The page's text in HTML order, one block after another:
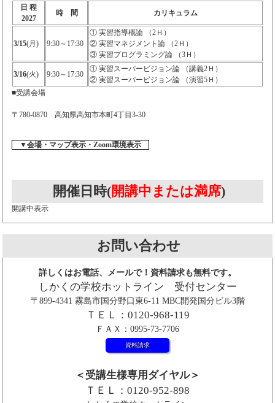
日 程
2027
時 間 カリキュラム
3/15(月) 9:30～17:30
① 実習指導概論 （2Ｈ）
② 実習マネジメント論 （2Ｈ）
③ 実習プログラミング論 （3Ｈ）
3/16(火) 9:30～17:30
① 実習スーパービジョン論 （講義2Ｈ）
② 実習スーパービジョン論 （演習5Ｈ）
■受講会場
〒780-0870 高知県高知市本町4丁目3-30
▼会場・マップ表示・Zoom環境表示
開催日時(開講中または満席)
開講中表示
お問い合わせ
詳しくはお電話、メールで！資料請求も無料です。
しかくの学校ホットライン 受付センター
〒899-4341 霧島市国分野口東6-11 MBC開発国分ビル3階
ＴＥＬ：0120-968-119
ＦＡＸ：0995-73-7706
資料請求
＜受講生様専用ダイヤル＞
ＴＥＬ：0120-952-898